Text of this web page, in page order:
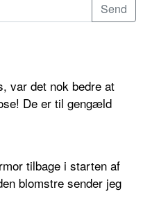
var det nok bedre at
De er til gengæld
tilbage i starten af
blomstre sender jeg